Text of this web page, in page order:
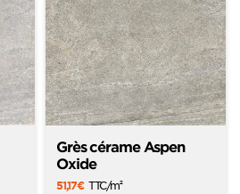
Grès cérame Aspen
Oxide
51,17€ TTC/m2